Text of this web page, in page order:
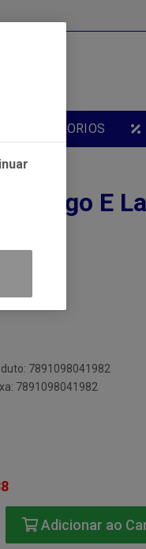
ACESSORIOS
E
7891098041982
7891098041982
Adicionar ao